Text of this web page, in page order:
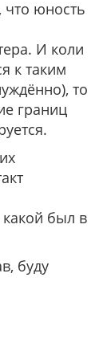
что юность
И коли
к таким
то
границ
какой был в
буду